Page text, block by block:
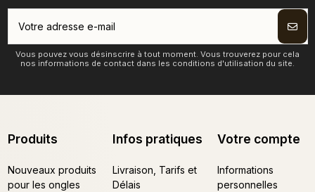
Vous pouvez vous désinscrire à tout moment. Vous trouverez pour cela
nos informations de contact dans les conditions d'utilisation du site.
Produits
Nouveaux produits
pour les ongles
Infos pratiques
Livraison, Tarifs et
Délais
Votre compte
Informations
personnelles